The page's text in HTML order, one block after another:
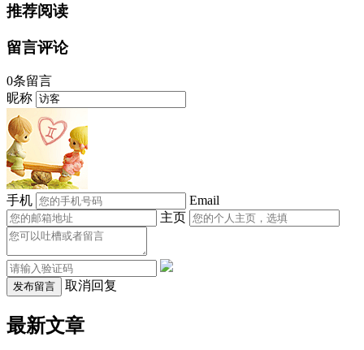
推荐阅读
留言评论
0条留言
昵称
手机
Email
主页
发布留言 取消回复
最新文章